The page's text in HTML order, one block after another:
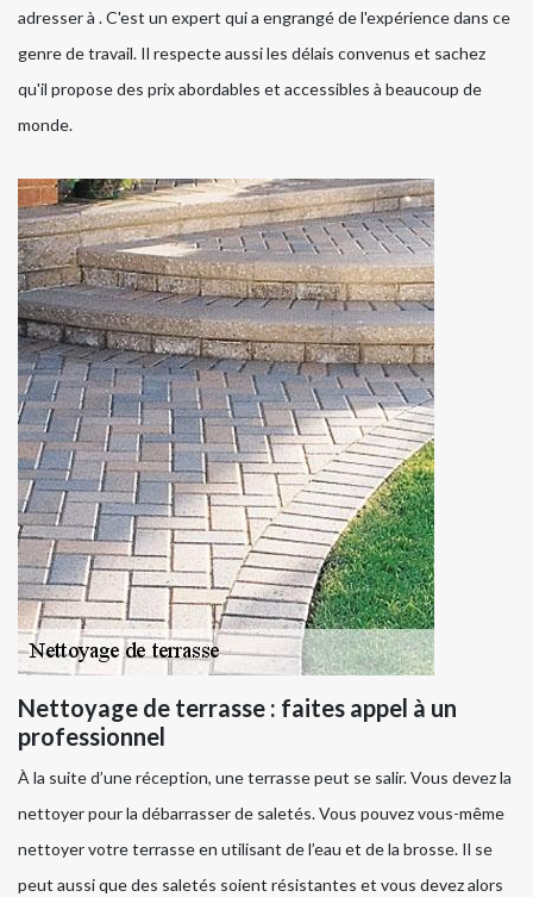
adresser à . C'est un expert qui a engrangé de l'expérience dans ce
genre de travail. Il respecte aussi les délais convenus et sachez
qu'il propose des prix abordables et accessibles à beaucoup de
monde.
Nettoyage de terrasse : faites appel à un
professionnel
À la suite d’une réception, une terrasse peut se salir. Vous devez la
nettoyer pour la débarrasser de saletés. Vous pouvez vous-même
nettoyer votre terrasse en utilisant de l’eau et de la brosse. Il se
peut aussi que des saletés soient résistantes et vous devez alors